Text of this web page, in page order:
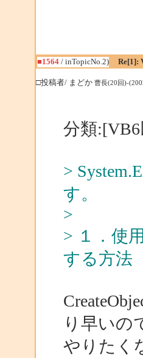
■1564/ inTopicNo.2) Re[1]:
□投稿者/ まどか 曹長(20回)-
分類
>
す。
>
> １．使
する方法
り早いの
やりたく